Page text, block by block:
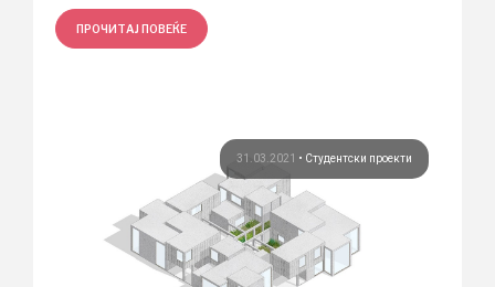
ПРОЧИТАЈ ПОВЕЌЕ
31.03.2021 • Студентски проекти